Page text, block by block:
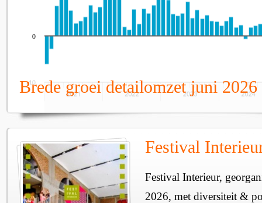
Brede groei detailomzet juni 2026
Festival
Festival Interieur,
2026, met diversiteit &